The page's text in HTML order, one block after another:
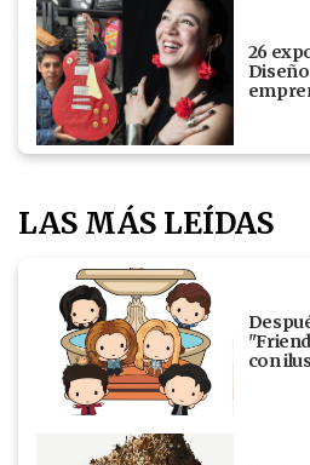
26
LAS MÁS LEÍDAS
con